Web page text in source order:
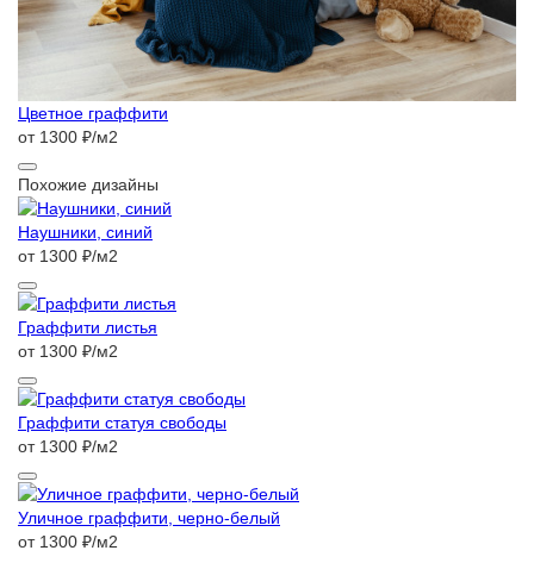
Цветное граффити
от 1300 ₽/м2
Похожие дизайны
Наушники, синий
от 1300 ₽/м2
Граффити листья
от 1300 ₽/м2
Граффити статуя свободы
от 1300 ₽/м2
Уличное граффити, черно-белый
от 1300 ₽/м2